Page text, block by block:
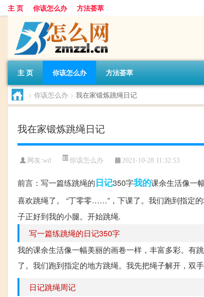
主 页 你该怎么办 方法荟萃
主 页 你该怎么办 方法荟萃
> 你该怎么办 > 我在家锻炼跳绳日记
我在家锻炼跳绳日记
网友:wd 你该怎么办 2021-10-28 11:32:53
前言：写一篇练跳绳的日记350字我的课余生活像一
喜欢跳绳了。 “丁零零……”，下课了。我们跑到指定
子正好到我的小腿。开始跳绳.
写一篇练跳绳的日记350字
我的课余生活像一幅美丽的画卷一样，丰富多彩。有
了。我们跑到指定的地方跳绳。我先把绳子解开，双
日记跳绳周记